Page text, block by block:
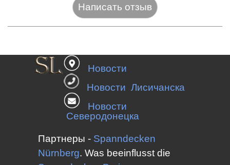
Новости
Новости Лисичанска
Новости
Северодонецка
Партнеры - Spanndecken
Nürnberg. Was beeinflusst die